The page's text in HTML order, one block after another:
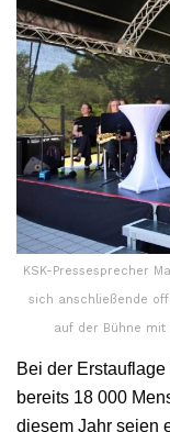
KSK-Pressesprecher
sich anschließende
auf der Bühne mit
Bei der
bereits 18 000
diesem Jahr seien